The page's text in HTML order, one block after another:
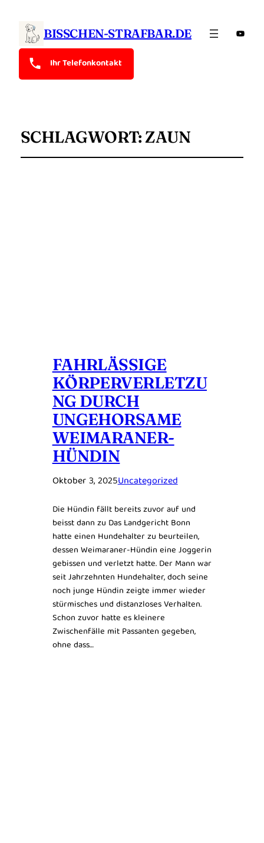
BISSCHEN-STRAFBAR.DE
Ihr Telefonkontakt
SCHLAGWORT:ZAUN
FAHRLÄSSIGE
KÖRPERVERLETZU
NG DURCH
UNGEHORSAME
WEIMARANER-
HÜNDIN
Oktober 3, 2025Uncategorized
Die Hündin fällt bereits zuvor auf und
beisst dann zu Das Landgericht Bonn
hatte einen Hundehalter zu beurteilen,
dessen Weimaraner-Hündin eine Joggerin
gebissen und verletzt hatte. Der Mann war
seit Jahrzehnten Hundehalter, doch seine
noch junge Hündin zeigte immer wieder
stürmisches und distanzloses Verhalten.
Schon zuvor hatte es kleinere
Zwischenfälle mit Passanten gegeben,
ohne dass…